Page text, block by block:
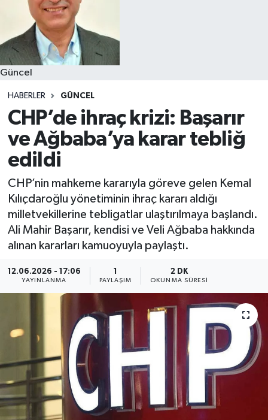
Güncel
HABERLER GÜNCEL
CHP’de ihraç krizi: Başarır
ve Ağbaba’ya karar tebliğ
edildi
CHP’nin mahkeme kararıyla göreve gelen Kemal
Kılıçdaroğlu yönetiminin ihraç kararı aldığı
milletvekillerine tebligatlar ulaştırılmaya başlandı.
Ali Mahir Başarır, kendisi ve Veli Ağbaba hakkında
alınan kararları kamuoyuyla paylaştı.
12.06.2026 - 17:06
YAYINLANMA
1
PAYLAŞIM
2 DK
OKUNMA SÜRESI